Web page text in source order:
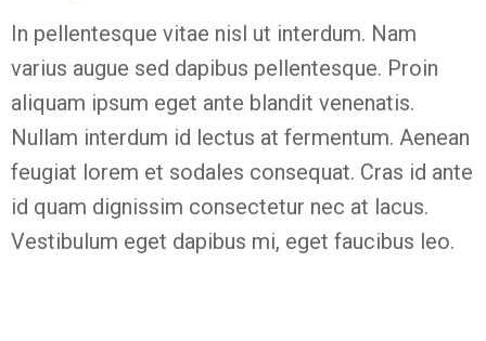
In pellentesque vitae nisl ut interdum. Nam
varius augue sed dapibus pellentesque. Proin
aliquam ipsum eget ante blandit venenatis.
Nullam interdum id lectus at fermentum. Aenean
feugiat lorem et sodales consequat. Cras id ante
id quam dignissim consectetur nec at lacus.
Vestibulum eget dapibus mi, eget faucibus leo.